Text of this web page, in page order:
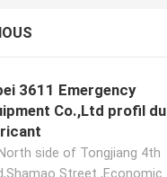
3611 Emergency
Co.,Ltd profil du
North side of Tongjiang 4th
Street ,Economic